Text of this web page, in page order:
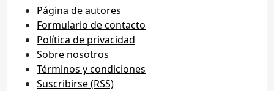
Página de autores
Formulario de contacto
Política de privacidad
Sobre nosotros
Términos y condiciones
Suscribirse (RSS)